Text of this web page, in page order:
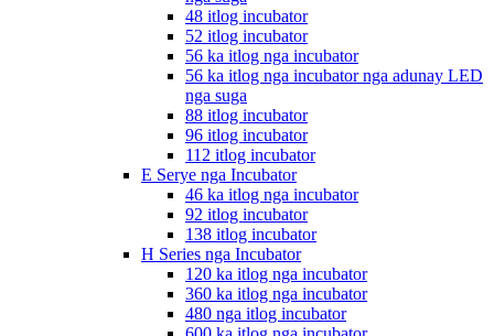
48 itlog incubator
52 itlog incubator
56 ka itlog nga incubator
56 ka itlog nga incubator nga adunay LED
nga suga
88 itlog incubator
96 itlog incubator
112 itlog incubator
E Serye nga Incubator
46 ka itlog nga incubator
92 itlog incubator
138 itlog incubator
H Series nga Incubator
120 ka itlog nga incubator
360 ka itlog nga incubator
480 nga itlog incubator